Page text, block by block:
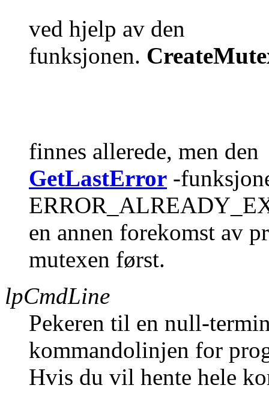
ved hjelp av den
funksjonen.
finnes allerede, men den
GetLastError -
en annen forekomst av
mutexen først.
lpCmdLine
Pekeren til en null-
kommandolinjen for
Hvis du vil hente hele